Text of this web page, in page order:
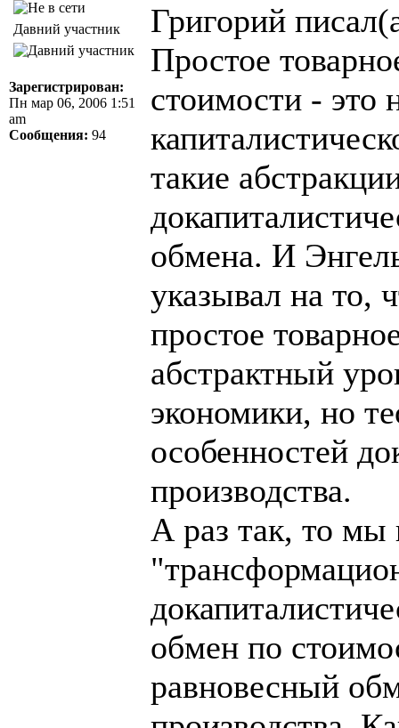
Давний участник
Зарегистрирован:
Пн мар 06, 2006 1:51
am
Сообщения: 94
Григорий
Простое
стоимости - это
такие
обмена. И
указывал на то,
простое
абстрактный
экономики, но
особенностей
производства.
А раз так, то мы
обмен по
равновесный